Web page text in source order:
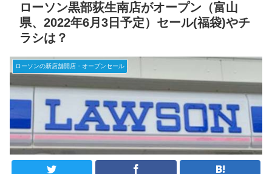
ローソン黒部荻生南店がオープン（富山
県、2022年6月3日予定）セール(福袋)やチ
ラシは？
ローソンの新店舗開店・オープンセール